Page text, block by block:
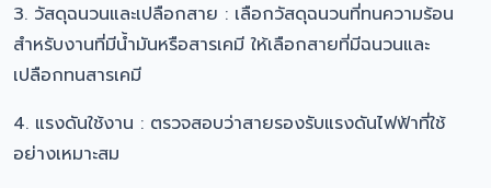
3. วัสดุฉนวนและเปลือกสาย : เลือกวัสดุฉนวนที่ทนความร้อน
สำหรับงานที่มีน้ำมันหรือสารเคมี ให้เลือกสายที่มีฉนวนและ
เปลือกทนสารเคมี
4. แรงดันใช้งาน : ตรวจสอบว่าสายรองรับแรงดันไฟฟ้าที่ใช้
อย่างเหมาะสม